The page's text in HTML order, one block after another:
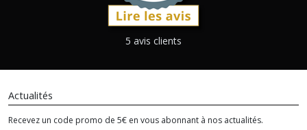
5 avis clients
Actualités
Recevez un code promo de 5€ en vous abonnant à nos actualités.